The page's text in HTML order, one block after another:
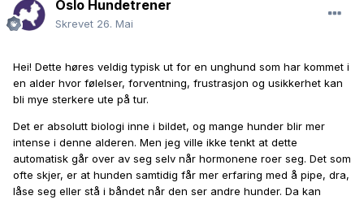
Oslo Hundetrener
Skrevet 26. Mai
Hei! Dette høres veldig typisk ut for en unghund som har kommet i
en alder hvor følelser, forventning, frustrasjon og usikkerhet kan
bli mye sterkere ute på tur.
Det er absolutt biologi inne i bildet, og mange hunder blir mer
intense i denne alderen. Men jeg ville ikke tenkt at dette
automatisk går over av seg selv når hormonene roer seg. Det som
ofte skjer, er at hunden samtidig får mer erfaring med å pipe, dra,
låse seg eller stå i båndet når den ser andre hunder. Da kan